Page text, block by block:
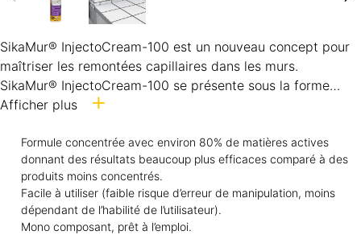
SikaMur® InjectoCream-100 est un nouveau concept pour
maîtriser les remontées capillaires dans les murs.
SikaMur® InjectoCream-100 se présente sous la forme
d’une crème hydrofuge. Il est simplement injecté à l’aide
des maçonneries.
Une fois injecté, SikaMur® InjectoCream-100 se diffuse
dans le mur humide pour former une barrière qui bloque
l’eau et empêche ainsi l’apparition d’humidité
ascensionnelle.
Afficher plus
Formule concentrée avec environ 80% de matières actives
donnant des résultats beaucoup plus efficaces comparé à des
produits moins concentrés.
Facile à utiliser (faible risque d’erreur de manipulation, moins
dépendant de l’habilité de l’utilisateur).
Mono composant, prêt à l’emploi.